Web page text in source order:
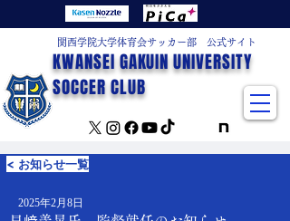
関西学院大学体育会サッカー部 公式サイト
KWANSEI GAKUIN UNIVERSITY
SOCCER CLUB
< お知らせ一覧
2025年2月8日